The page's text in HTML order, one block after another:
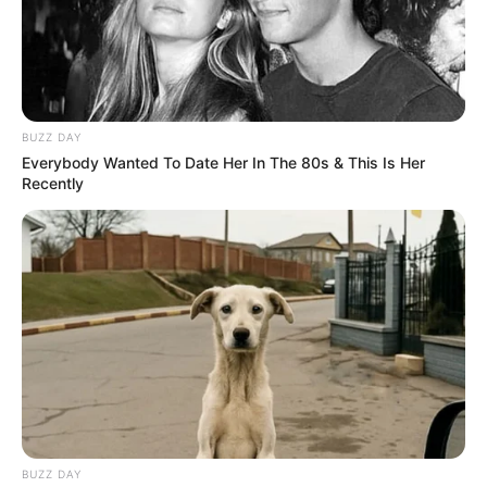
Film
Lyora: Penantian Buah Hati (2025)
Titip Surat untuk Tuhan (2024)
BUZZ DAY
Everybody Wanted To Date Her In The 80s & This Is Her
Recently
BUZZ DAY